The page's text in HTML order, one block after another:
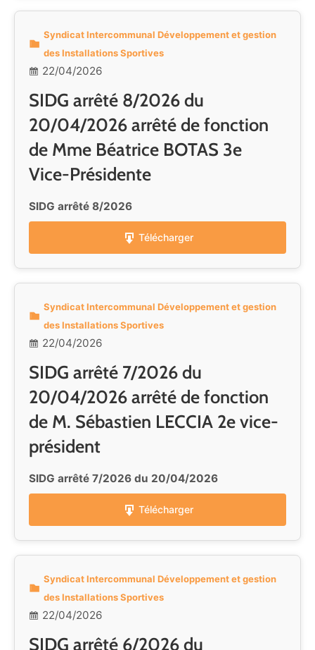
Syndicat Intercommunal Développement et gestion
des Installations Sportives
22/04/2026
SIDG arrêté 8/2026 du
20/04/2026 arrêté de fonction
de Mme Béatrice BOTAS 3e
Vice-Présidente
SIDG arrêté 8/2026
Télécharger
Syndicat Intercommunal Développement et gestion
des Installations Sportives
22/04/2026
SIDG arrêté 7/2026 du
20/04/2026 arrêté de fonction
de M. Sébastien LECCIA 2e vice-
président
SIDG arrêté 7/2026 du 20/04/2026
Télécharger
Syndicat Intercommunal Développement et gestion
des Installations Sportives
22/04/2026
SIDG arrêté 6/2026 du